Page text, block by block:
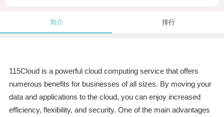
简介 排行
115Cloud is a powerful cloud computing service that offers
numerous benefits for businesses of all sizes. By moving your
data and applications to the cloud, you can enjoy increased
efficiency, flexibility, and security. One of the main advantages